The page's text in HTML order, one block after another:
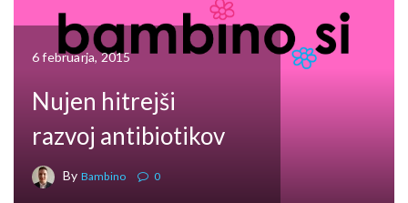
6 februarja, 2015
Nujen hitrejši
razvoj antibiotikov
By Bambino 0